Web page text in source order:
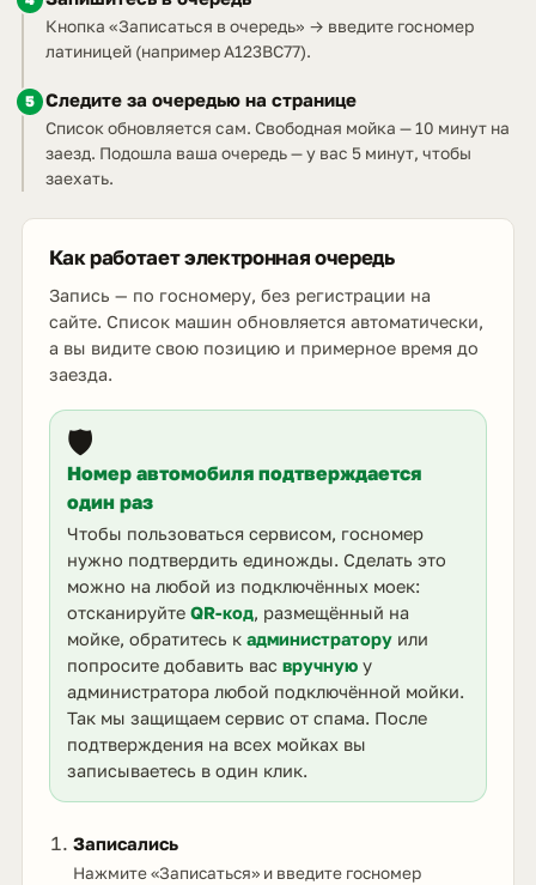
Кнопка «Записаться в очередь» → введите госномер
латиницей (например A123BC77).
5 Следите за очередью на странице
Список обновляется сам. Свободная мойка — 10 минут на
заезд. Подошла ваша очередь — у вас 5 минут, чтобы
заехать.
Как работает электронная очередь
Запись — по госномеру, без регистрации на
сайте. Список машин обновляется автоматически,
а вы видите свою позицию и примерное время до
заезда.
🛡️
Номер автомобиля подтверждается
один раз
Чтобы пользоваться сервисом, госномер
нужно подтвердить единожды. Сделать это
можно на любой из подключённых моек:
отсканируйте QR-код, размещённый на
мойке, обратитесь к администраторуили
попросите добавить вас вручнуюу
администратора любой подключённой мойки.
Так мы защищаем сервис от спама. После
подтверждения на всех мойках вы
записываетесь в один клик.
Записались
Нажмите «Записаться» и введите госномер